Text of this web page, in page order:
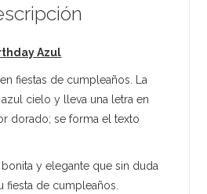
Azul
fiestas de cumpleaños. La
cielo y lleva una letra en
dorado; se forma el texto
y elegante que sin duda
fiesta de cumpleaños.